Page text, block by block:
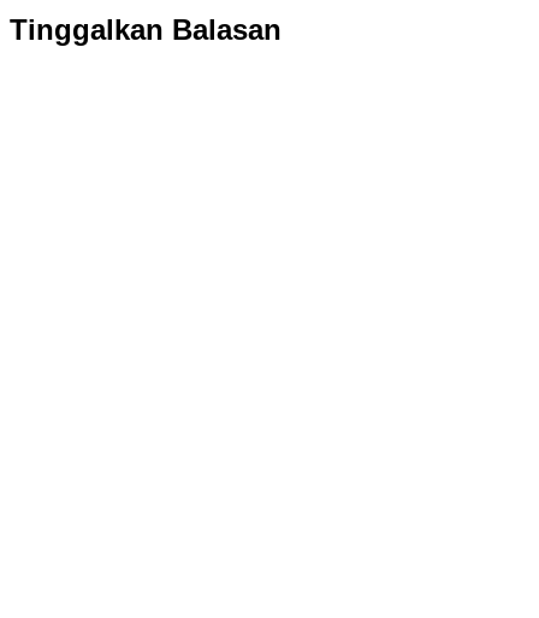
Tinggalkan Balasan